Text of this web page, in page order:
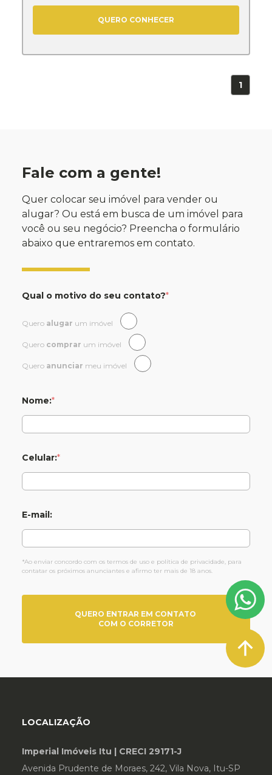
QUERO CONHECER
1
Fale com a gente!
Quer colocar seu imóvel para vender ou
alugar? Ou está em busca de um imóvel para
você ou seu negócio? Preencha o formulário
abaixo que entraremos em contato.
Qual o motivo do seu contato?*
Quero alugar um imóvel
Quero comprar um imóvel
Quero anunciar meu imóvel
Nome:*
Celular:*
E-mail:
*Ao enviar concordo com os termos de uso e política de privacidade, para
contatar os próximos anunciantes e afirmo ter mais de 18 anos.
QUERO ENTRAR EM CONTATO
COM O CORRETOR
LOCALIZAÇÃO
Imperial Imóveis Itu | CRECI 29171-J
Avenida Prudente de Moraes, 242, Vila Nova, Itu-SP